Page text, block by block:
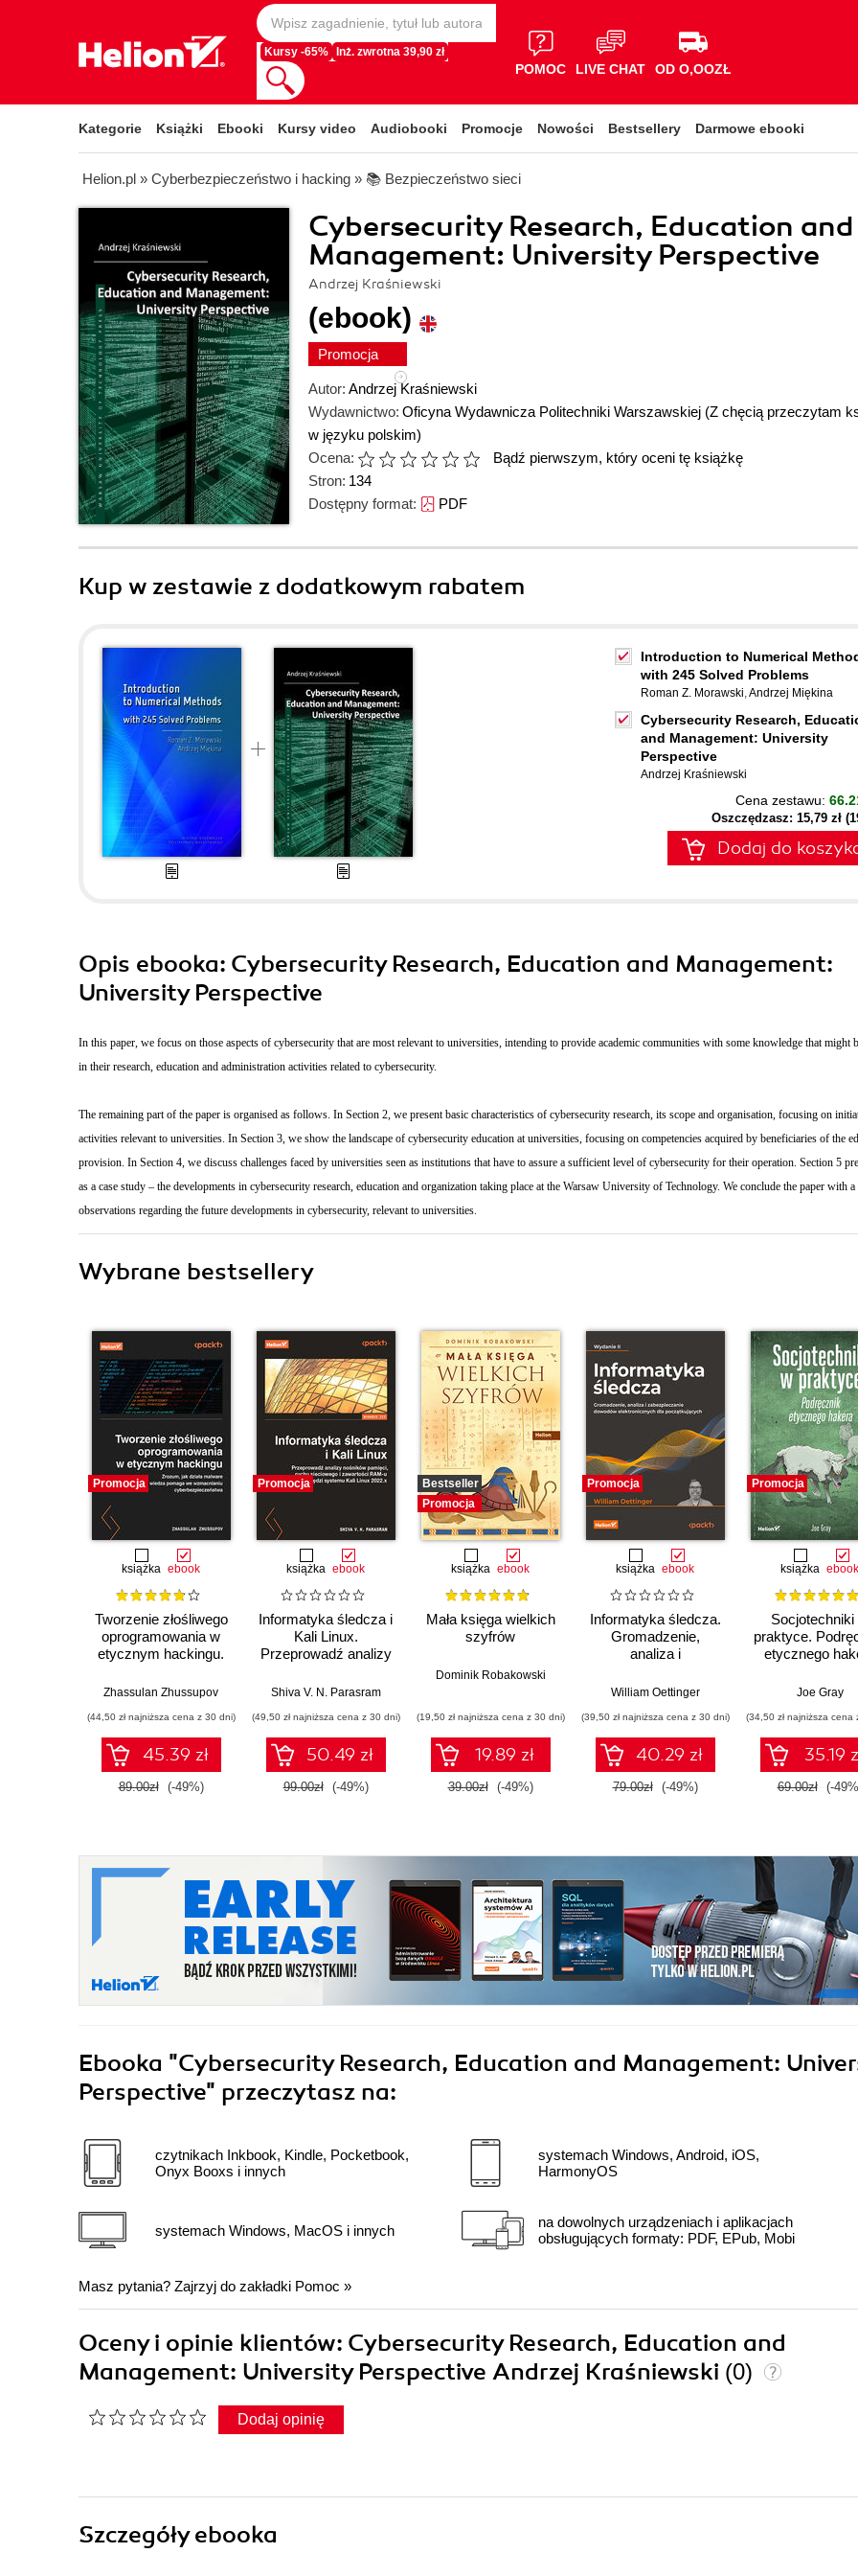
Kursy -65% Inż. zwrotna 39,90 zł
POMOC LIVE CHAT OD O,OOZŁ
Kategorie Książki Ebooki Kursy video Audiobooki Promocje Nowości Bestsellery Darmowe ebooki
Helion.pl » Cyberbezpieczeństwo i hacking » 📚 Bezpieczeństwo sieci
Cybersecurity Research, Education and
Management: University Perspective
Andrzej Kraśniewski
(ebook)
Promocja
Autor: Andrzej Kraśniewski
Wydawnictwo: Oficyna Wydawnicza Politechniki Warszawskiej (Z chęcią przeczytam
w języku polskim)
Ocena:
Bądź pierwszym, który oceni tę książkę
Stron: 134
Dostępny format: PDF
Kup w zestawie z dodatkowym rabatem
Introduction to Numerical
with 245 Solved Problems
Roman Z. Morawski,Andrzej Miękina
Cybersecurity Research,
and Management: University
Perspective
Andrzej Kraśniewski
Cena zestawu:
Oszczędzasz: 15,79 zł
Dodaj do
Opis ebooka: Cybersecurity Research, Education and Management:
University Perspective
In this paper, we focus on those aspects of cybersecurity that are most relevant to universities, intending to provide academic communities with some knowledge that might
in their research, education and administration activities related to cybersecurity.
The remaining part of the paper is organised as follows. In Section 2, we present basic characteristics of cybersecurity research, its scope and organisation, focusing on
activities relevant to universities. In Section 3, we show the landscape of cybersecurity education at universities, focusing on competencies acquired by beneficiaries of the
provision. In Section 4, we discuss challenges faced by universities seen as institutions that have to assure a sufficient level of cybersecurity for their operation. Section 5
as a case study – the developments in cybersecurity research, education and organization taking place at the Warsaw University of Technology. We conclude the paper with
observations regarding the future developments in cybersecurity, relevant to universities.
Wybrane bestsellery
Promocja
książka ebook
Tworzenie złośliwego
oprogramowania w
etycznym hackingu.
malware i jak ta
wzmacnianiu
cyberbezpieczeństwa
Zhassulan Zhussupov
(44,50 zł najniższa cena z 30 dni)
45.39 zł
89.00zł (-49%)
Promocja
książka ebook
Informatyka śledcza i
Kali Linux.
Przeprowadź analizy
ruchu sieciowego i
pomocą narzędzi
systemu Kali Linux
2022.x. Wydanie III
Shiva V. N. Parasram
(49,50 zł najniższa cena z 30 dni)
50.49 zł
99.00zł (-49%)
Bestseller
Promocja
książka ebook
Mała księga wielkich
szyfrów
Dominik Robakowski
(19,50 zł najniższa cena z 30 dni)
19.89 zł
39.00zł (-49%)
Promocja
książka ebook
Informatyka śledcza.
Gromadzenie,
analiza i
dowodów
początkujących.
Wydanie II
William Oettinger
(39,50 zł najniższa cena z 30 dni)
40.29 zł
79.00zł (-49%)
Promocja
książka ebook
Socjotechniki
praktyce.
etycznego
Joe Gray
(34,50 zł najniższa cena
35.19
69.00zł (-
Ebooka "Cybersecurity Research, Education and Management:
Perspective" przeczytasz na:
czytnikach Inkbook, Kindle, Pocketbook,
Onyx Booxs i innych
systemach Windows, MacOS i innych
systemach Windows, Android, iOS,
HarmonyOS
na dowolnych urządzeniach i aplikacjach
obsługujących formaty: PDF, EPub, Mobi
Masz pytania? Zajrzyj do zakładki Pomoc »
Oceny i opinie klientów: Cybersecurity Research, Education and
Management: University Perspective Andrzej Kraśniewski (0)
Dodaj opinię
Szczegółyebooka